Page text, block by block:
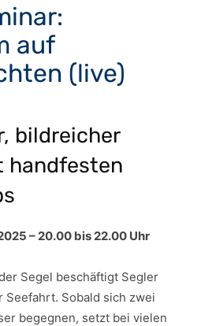
auf
(live)
bildreicher
handfesten
– 20.00 bis 22.00 Uhr
Segel beschäftigt Segler
Seefahrt. Sobald sich zwei
begegnen, setzt bei vielen